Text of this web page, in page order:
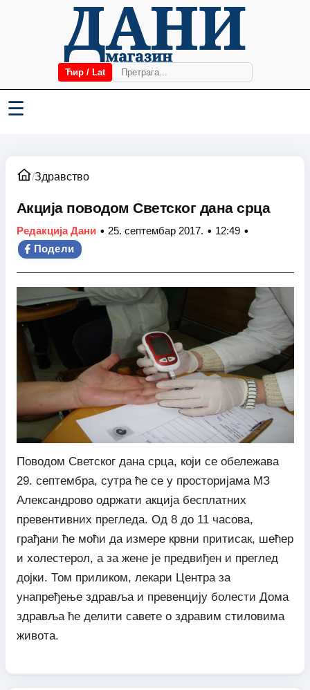
Ћир / Lat
☰
/Здравство
Акција поводом Светског дана срца
Редакција Дани • 25. септембар 2017. • 12:49 •
Подели
Поводом Светског дана срца, који се обележава
29. септембра, сутра ће се у просторијама МЗ
Александрово одржати акција бесплатних
превентивних прегледа. Од 8 до 11 часова,
грађани ће моћи да измере крвни притисак, шећер
и холестерол, а за жене је предвиђен и преглед
дојки. Том приликом, лекари Центра за
унапређење здравља и превенцију болести Дома
здравља ће делити савете о здравим стиловима
живота.